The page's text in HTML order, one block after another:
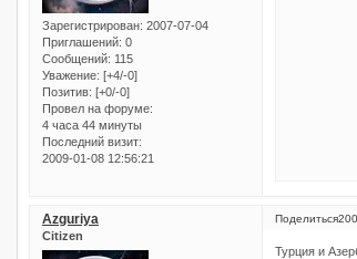
Зарегистрирован: 2007-07-04
Приглашений: 0
Сообщений: 115
Уважение: [+4/-0]
Позитив: [+0/-0]
Провел на форуме:
4 часа 44 минуты
Последний визит:
2009-01-08 12:56:21
Поделиться
Azguriya
Citizen
Турция и